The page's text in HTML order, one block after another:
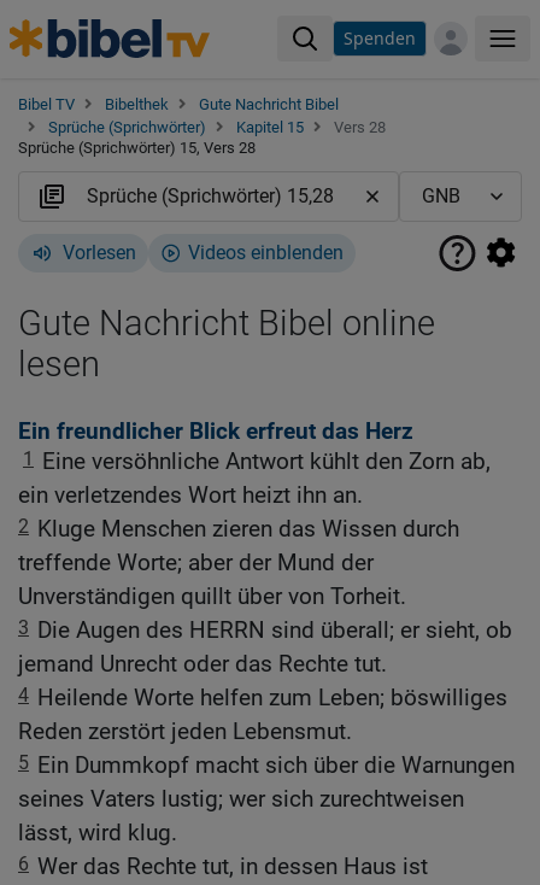
Spenden
Bibel TV Bibelthek
Gute Nachricht Bibel
Sprüche (Sprichwörter)
Kapitel 15
Vers 28
Sprüche (Sprichwörter) 15, Vers 28
Vorlesen Videos einblenden
Gute Nachricht Bibel online
lesen
Ein freundlicher Blick erfreut das Herz
1
Eine versöhnliche Antwort kühlt den Zorn ab,
ein verletzendes Wort heizt ihn an.
2 Kluge Menschen zieren das Wissen durch
treffende Worte; aber der Mund der
Unverständigen quillt über von Torheit.
3 Die Augen des HERRN sind überall; er sieht, ob
jemand Unrecht oder das Rechte tut.
4 Heilende Worte helfen zum Leben; böswilliges
Reden zerstört jeden Lebensmut.
5 Ein Dummkopf macht sich über die Warnungen
seines Vaters lustig; wer sich zurechtweisen
lässt, wird klug.
6 Wer das Rechte tut, in dessen Haus ist